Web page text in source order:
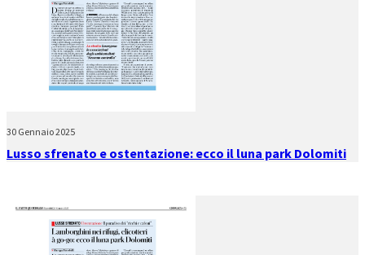
30 Gennaio 2025
Lusso sfrenato e ostentazione: ecco il luna park Dolomiti